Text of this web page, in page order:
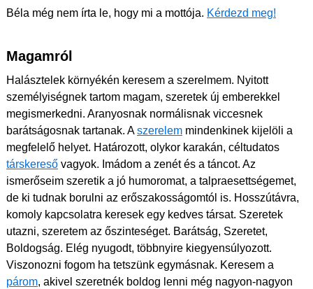
Béla még nem írta le, hogy mi a mottója. Kérdezd meg!
Magamról
Halásztelek környékén keresem a szerelmem. Nyitott
személyiségnek tartom magam, szeretek új emberekkel
megismerkedni. Aranyosnak normálisnak viccesnek
barátságosnak tartanak. Aszerelem mindenkinek kijelöli a
megfelelő helyet. Határozott, olykor karakán, céltudatos
társkereső vagyok. Imádom a zenét és a táncot. Az
ismerőseim szeretik a jó humoromat, a talpraesettségemet,
de ki tudnak borulni az erőszakosságomtól is. Hosszútávra,
komoly kapcsolatra keresek egy kedves társat. Szeretek
utazni, szeretem az őszinteséget. Barátság, Szeretet,
Boldogság. Elég nyugodt, többnyire kiegyensúlyozott.
Viszonozni fogom ha tetszünk egymásnak. Keresem a
párom, akivel szeretnék boldog lenni még nagyon-nagyon